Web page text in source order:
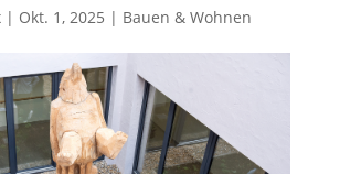
| Okt. 1, 2025 | Bauen & Wohnen